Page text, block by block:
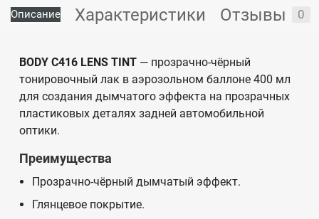
Описание Характеристики Отзывы 0
BODY C416 LENS TINT — прозрачно-чёрный
тонировочный лак в аэрозольном баллоне 400 мл
для создания дымчатого эффекта на прозрачных
пластиковых деталях задней автомобильной
оптики.
Преимущества
Прозрачно-чёрный дымчатый эффект.
Глянцевое покрытие.